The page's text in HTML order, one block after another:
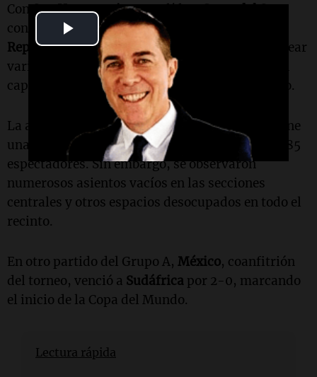
Play
Video
ConSon Heung-mincomo líder,Corea del Sur
controló la posesión del balón y superó a
República Checa en tiros a puerta. A pesar de crear
varias oportunidades claras de gol, no lograron
capitalizarlas en la primera parte del encuentro.
La asistencia al estadio de Guadalajara
, que tiene
una capacidad de 45.664 personas, fue de 44.985
espectadores. Sin embargo, se observaron
numerosos asientos vacíos en las secciones
centrales y otros espacios desocupados en todo el
recinto.
En otro partido del Grupo A, México, coanfitrión
del torneo, venció a Sudáfrica por 2-0, marcando
el inicio de la Copa del Mundo.
Lectura rápida